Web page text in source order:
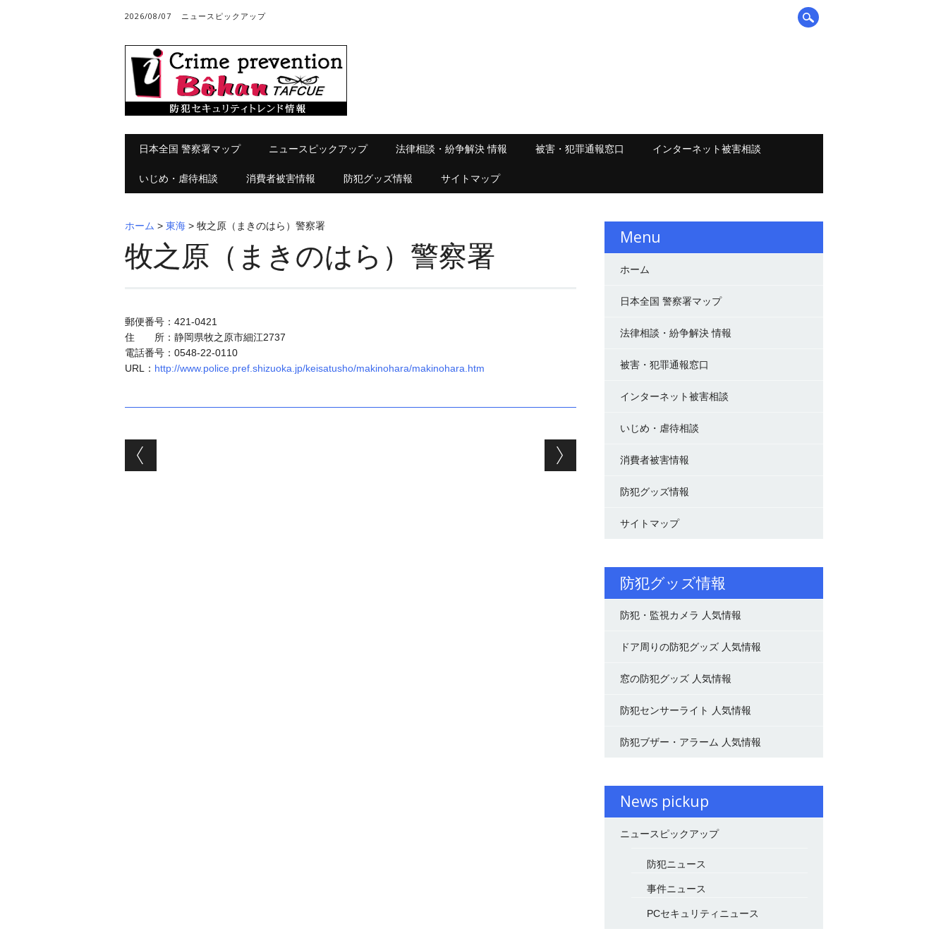
2026/08/07 ニュースピックアップ
メインメニュー
ス
キ
ッ
日本全国 警察署マップ ニュースピックアップ 法律相談・紛争解決 情報 被害・犯罪通報窓口 インターネット被害相談
いじめ・虐待相談 消費者被害情報 防犯グッズ情報 サイトマップ
ホーム > 東海> 牧之原（まきのはら）警察署
牧之原（まきのはら）警察署
郵便番号：421-0421
住 所：静岡県牧之原市細江2737
電話番号：0548-22-0110
URL： http://www.police.pref.shizuoka.jp/keisatusho/makinohara/makinohara.htm
投稿ナビゲーション
Menu
ホーム
日本全国 警察署マップ
法律相談・紛争解決 情報
被害・犯罪通報窓口
インターネット被害相談
いじめ・虐待相談
消費者被害情報
防犯グッズ情報
サイトマップ
防犯グッズ情報
防犯・監視カメラ 人気情報
ドア周りの防犯グッズ 人気情報
窓の防犯グッズ 人気情報
防犯センサーライト 人気情報
防犯ブザー・アラーム 人気情報
News pickup
ニュースピックアップ
防犯ニュース
事件ニュース
PCセキュリティニュース